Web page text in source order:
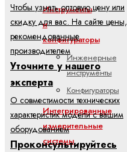
Инструменты
и
конфигураторы
Инженерные
инструменты
Конфигураторы
Интегрированные
измерительные
системы
Чтобы узнать оптовую цену или
скидку для вас. На сайте цены,
рекомендованные
производителем
Уточните у нашего
эксперта
О совместимости технических
характеристик модели с вашим
оборудованием
Проконсультируйтесь